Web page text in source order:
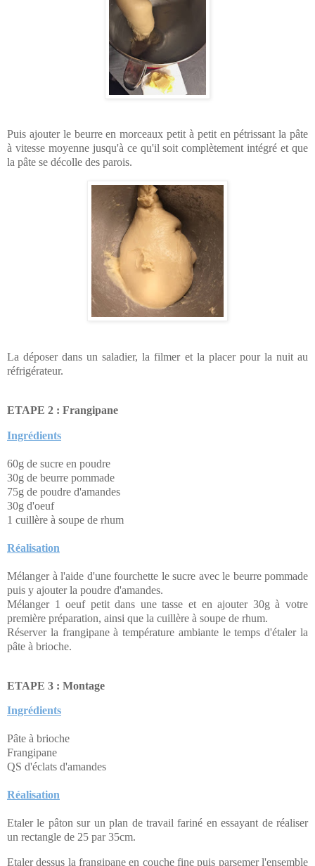
Puis ajouter le beurre en morceaux petit à petit en pétrissant la pâte
à vitesse moyenne jusqu'à ce qu'il soit complètement intégré et que
la pâte se décolle des parois.
La déposer dans un saladier, la filmer et la placer pour la nuit au
réfrigérateur.
ETAPE 2 : Frangipane
Ingrédients
60g de sucre en poudre
30g de beurre pommade
75g de poudre d'amandes
30g d'oeuf
1 cuillère à soupe de rhum
Réalisation
Mélanger à l'aide d'une fourchette le sucre avec le beurre pommade
puis y ajouter la poudre d'amandes.
Mélanger 1 oeuf petit dans une tasse et en ajouter 30g à votre
première préparation, ainsi que la cuillère à soupe de rhum.
Réserver la frangipane à température ambiante le temps d'étaler la
pâte à brioche.
ETAPE 3 : Montage
Ingrédients
Pâte à brioche
Frangipane
QS d'éclats d'amandes
Réalisation
Etaler le pâton sur un plan de travail fariné en essayant de réaliser
un rectangle de 25 par 35cm.
Etaler dessus la frangipane en couche fine puis parsemer l'ensemble